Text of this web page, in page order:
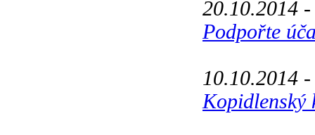
20.10.2014
Podpořte
10.10.2014
Kopidlenský